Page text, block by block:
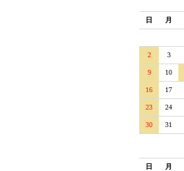
日 月
2 3
9 10
16 17
23 24
30 31
日 月